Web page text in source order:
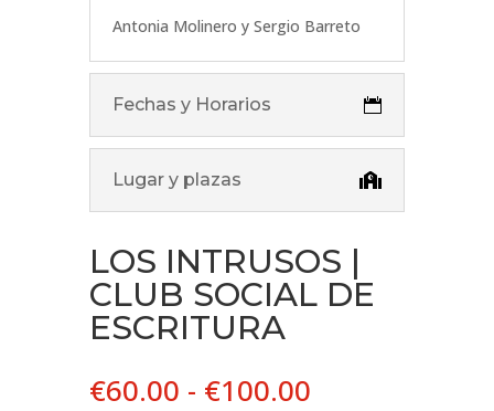
Antonia Molinero y Sergio Barreto
Fechas y Horarios
Lugar y plazas
LOS INTRUSOS |
CLUB SOCIAL DE
ESCRITURA
€60.00 - €100.00Rango